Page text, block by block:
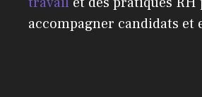
accompagner candidats et